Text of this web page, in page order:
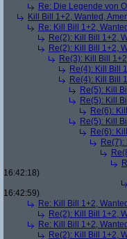
Re: Die Legende von
Kill Bill 1+2, Wanted,
Re: Kill Bill 1+2,
Re(2): Kill Bill 1+2,
Re(2): Kill Bill 1+2,
Re(3): Kill Bill
Re(4): Kill Bill
Re(4): Kill Bill
Re(5): Kill
Re(5): Kill
Re(6):
Re(5): Kill
Re(6):
Re(7):
16:42:18)
16:42:59)
Re: Kill Bill 1+2,
Re(2): Kill Bill 1+2,
Re: Kill Bill 1+2,
Re(2): Kill Bill 1+2,